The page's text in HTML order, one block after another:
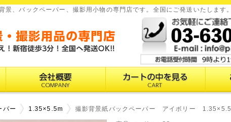
バックペーパー、撮影用小物の専門店です。全国にご発送いたします。
パー 1.35×5.5m 撮影背景紙バックペーパー アイボリー